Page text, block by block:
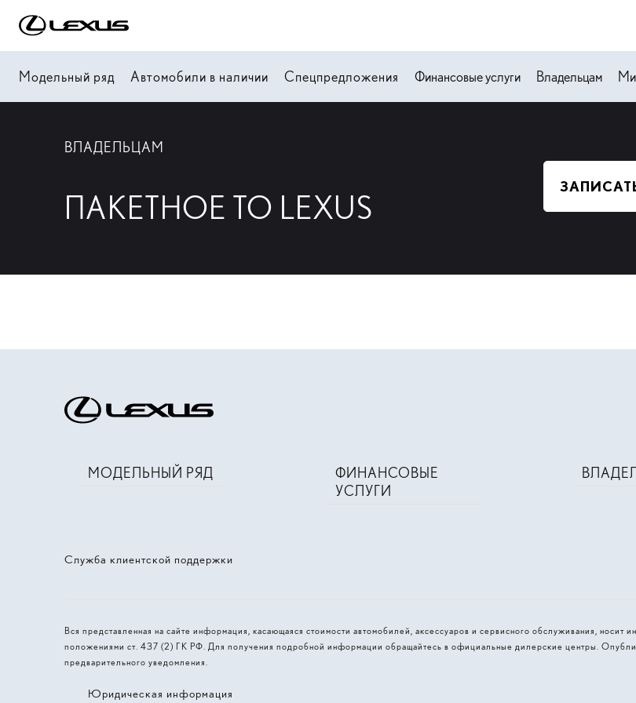
Модельный ряд Автомобили в наличии Спецпредложения Финансовые услуги Владельцам
ВЛАДЕЛЬЦАМ
ПАКЕТНОЕ ТО LEXUS
Служба клиентской поддержки
МОДЕЛЬНЫЙ РЯД
ФИНАНСОВЫЕ
УСЛУГИ
Вся представленная на сайте информация, касающаяся стоимости автомобилей, аксессуаров и сервисного обслуживания,
положениями ст. 437 (2) ГК РФ. Для получения подробной информации обращайтесь в официальные дилерские центры.
предварительного уведомления.
Юридическая информация